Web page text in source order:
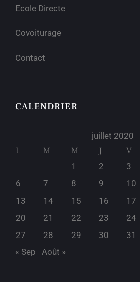
Ecole Directe
Covoiturage
Contact
CALENDRIER
juillet 2020
L M M J V
1 2 3
6
7 8 9 10
13
14 15 16 17
20
21 22 23 24
27
28 29 30
31
« Sep
Août »